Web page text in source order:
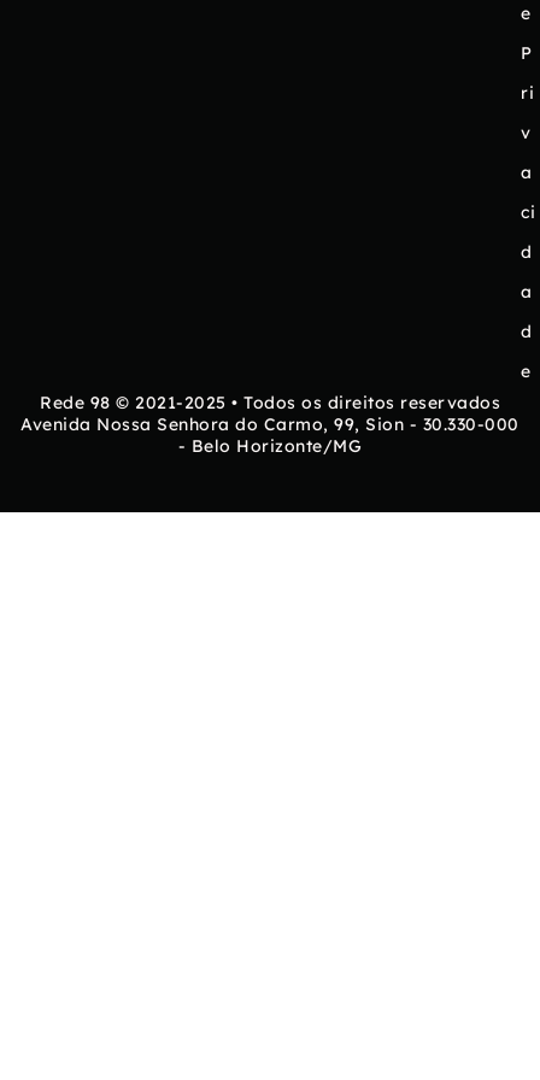
e
P
ri
v
a
ci
d
a
d
e
Rede 98 © 2021-2025 • Todos os direitos reservados
Avenida Nossa Senhora do Carmo, 99, Sion - 30.330-000
- Belo Horizonte/MG